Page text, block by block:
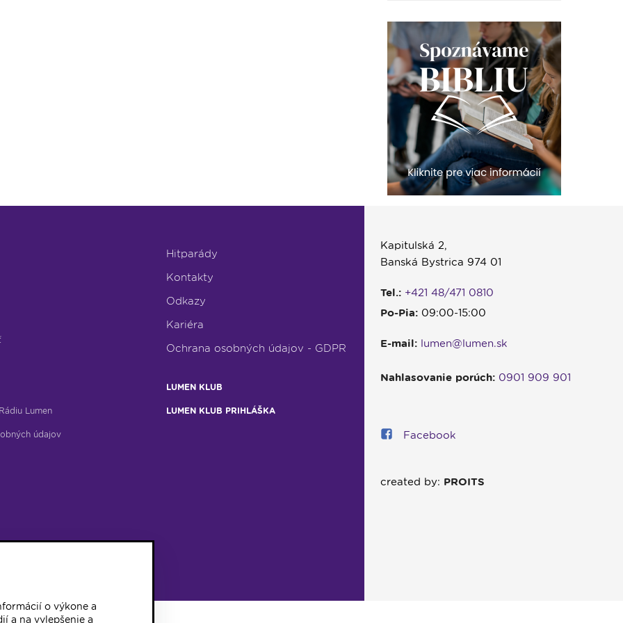
Lumen
údajov
Hitparády
Kontakty
Odkazy
Kariéra
Ochrana osobných údajov - GDPR
LUMEN KLUB
LUMEN KLUB PRIHLÁŠKA
Kapitulská 2,
Banská Bystrica 974 01
Tel.: +421 48/471 0810
Po-Pia:09:00-15:00
E-mail: lumen@lumen.sk
Nahlasovanie porúch: 0901 909 901
Facebook
created by: PROITS
o výkone a
a na vylepšenie a